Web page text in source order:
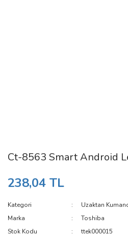
Ct-8563 Smart Android
238,04 TL
Kategori
Uzaktan
Marka
Toshiba
Stok Kodu
ttek000015